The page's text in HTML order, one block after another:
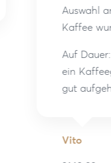
angeboten.
leisten kann und
der ist hier sehr